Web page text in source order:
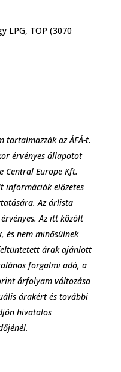
LPG, TOP (3070
tartalmazzák az ÁFÁ-t.
érvényes állapotot
Central Europe Kft.
információk előzetes
Az árlista
Az itt közölt
és nem minősülnek
árak ajánlott
forgalmi adó, a
árfolyam változása
árakért és további
hivatalos